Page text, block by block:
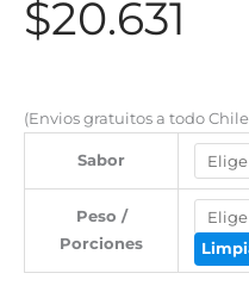
precio
era:
$21.948.
$20.631
es:
(Envios gratuitos a todo
Sabor
Peso /
Porciones